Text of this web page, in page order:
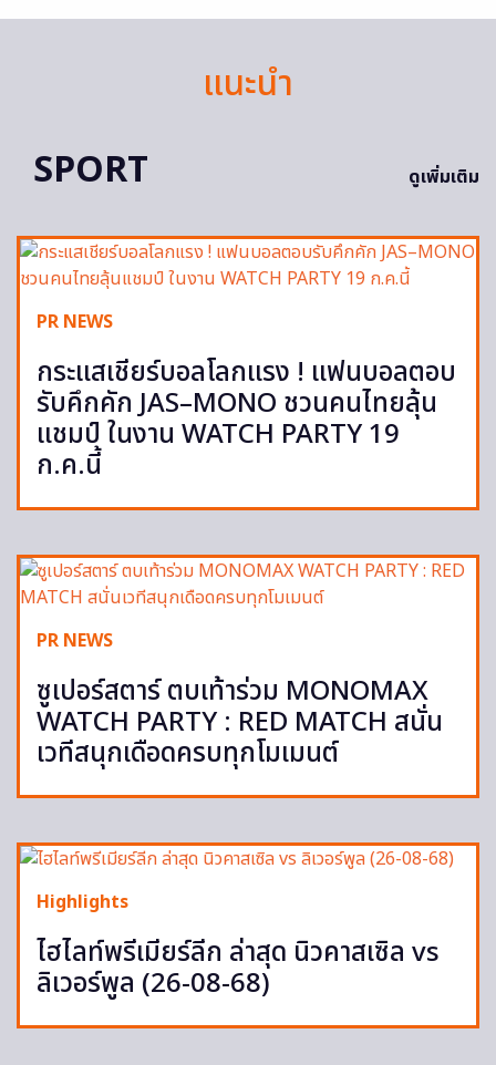
แนะนำ
SPORT
ดูเพิ่มเติม
PR NEWS
กระแสเชียร์บอลโลกแรง ! แฟนบอลตอบ
รับคึกคัก JAS–MONO ชวนคนไทยลุ้น
แชมป์ ในงาน WATCH PARTY 19
ก.ค.นี้
PR NEWS
ซูเปอร์สตาร์ ตบเท้าร่วม MONOMAX
WATCH PARTY : RED MATCH สนั่น
เวทีสนุกเดือดครบทุกโมเมนต์
Highlights
ไฮไลท์พรีเมียร์ลีก ล่าสุด นิวคาสเซิล vs
ลิเวอร์พูล (26-08-68)